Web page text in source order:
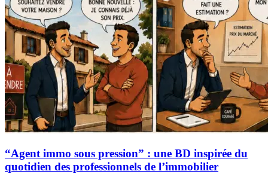
“Agent immo sous pression” : une BD inspirée du
quotidien des professionnels de l’immobilier